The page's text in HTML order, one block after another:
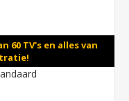
60 TV's en alles van